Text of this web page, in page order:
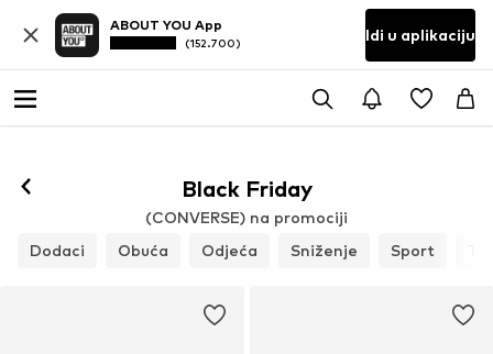
ABOUT YOU App
(152.700) Idi u aplikaciju
Black Friday
(CONVERSE) na promociji
Dodaci
Obuća Odjeća Sniženje Sport